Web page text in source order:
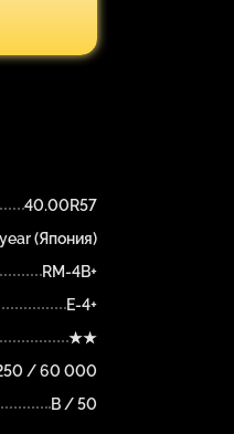
40.00R57
(Япония)
RM-4B+
E-4+
★★
/ 60 000
B / 50